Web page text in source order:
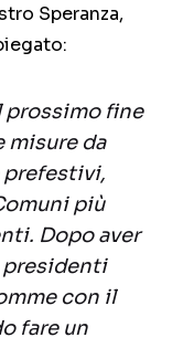
Speranza,
prossimo fine
misure da
prefestivi,
più
Dopo aver
con il
fare un